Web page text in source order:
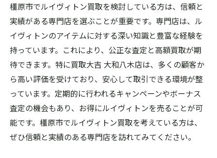
ット
ルイヴィトン買取なら橿原市の買取大吉で公正
な査定を
公正な価格でルイヴィトンを売るポイント
買取大吉の公正な査定方法
橿原市でルイヴィトンを公正に査定しても
らうには
買取大吉の公正な査定の仕組み
ルイヴィトンを高価かつ公正に売る方法
橿原市でルイヴィトン買取を検討している方は、信頼と
実績がある専門店を選ぶことが重要です。専門店は、ル
イヴィトンのアイテムに対する深い知識と豊富な経験を
持っています。これにより、公正な査定と高額買取が期
待できます。特に買取大吉 大和八木店は、多くの顧客か
ら高い評価を受けており、安心して取引できる環境が整
っています。定期的に行われるキャンペーンやボーナス
査定の機会もあり、お得にルイヴィトンを売ることが可
能です。橿原市でルイヴィトン買取を考えている方は、
ぜひ信頼と実績のある専門店を訪れてみてください。